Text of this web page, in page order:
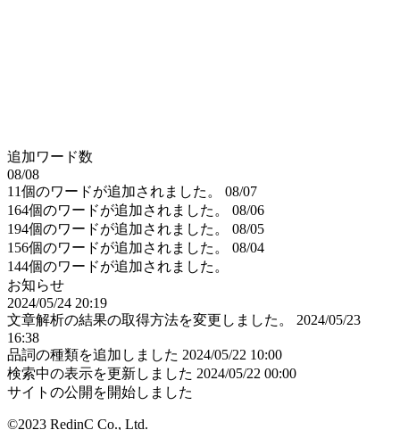
追加ワード数
08/08
11個のワードが追加されました。
08/07
164個のワードが追加されました。
08/06
194個のワードが追加されました。
08/05
156個のワードが追加されました。
08/04
144個のワードが追加されました。
お知らせ
2024/05/24 20:19
文章解析の結果の取得方法を変更しました。
2024/05/23
16:38
品詞の種類を追加しました 2024/05/22 10:00
検索中の表示を更新しました 2024/05/22 00:00
サイトの公開を開始しました
©2023 RedinC Co., Ltd.